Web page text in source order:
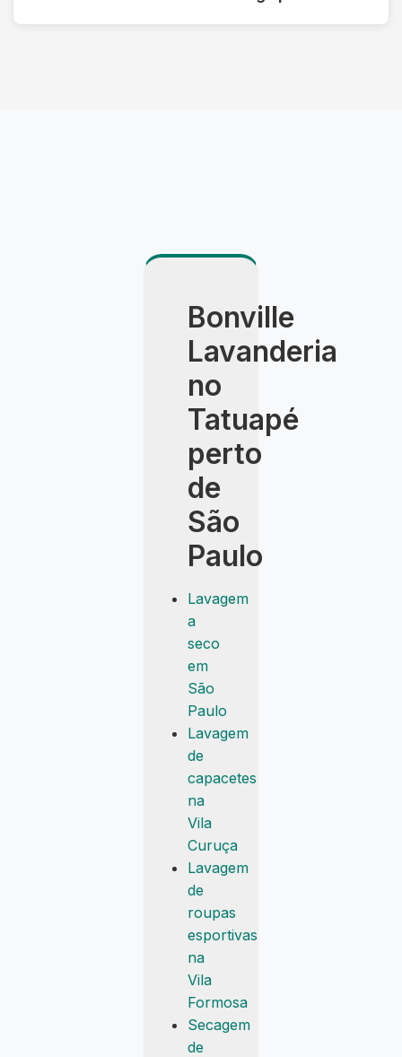
oferecemos serviço express com prazo
reduzido mediante consulta.
Bonville
Lavanderia
no
Tatuapé
perto
de
São
Paulo
Lavagem
a
seco
em
São
Paulo
Lavagem
de
capacetes
na
Vila
Curuça
Lavagem
de
roupas
esportivas
na
Vila
Formosa
Secagem
de